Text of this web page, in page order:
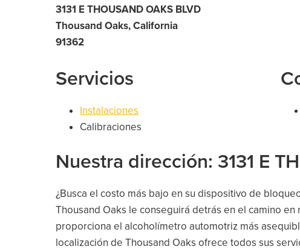
3131 E THOUSAND OAKS BLVD
Thousand Oaks, California
91362
Servicios
Instalaciones
Calibraciones
Nuestra dirección: 3131 E
¿Busca el costo más bajo en su dispositivo de
Thousand Oaks le conseguirá detrás en el camino
proporciona el alcoholímetro automotriz más
localización de Thousand Oaks ofrece todos sus